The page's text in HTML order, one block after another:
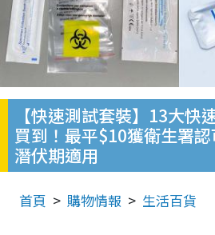
【快速測試套裝】13大快
買到！最平$10獲衛生署
潛伏期適用
首頁 購物情報 生活百貨